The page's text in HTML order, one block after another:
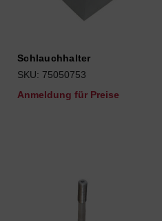
Schlauchhalter
SKU: 75050753
Anmeldung für Preise